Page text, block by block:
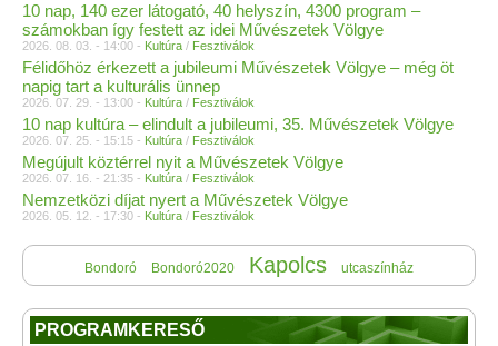
10 nap, 140 ezer látogató, 40 helyszín, 4300 program –
számokban így festett az idei Művészetek Völgye
2026. 08. 03. - 14:00 - Kultúra / Fesztiválok
Félidőhöz érkezett a jubileumi Művészetek Völgye – még öt
napig tart a kulturális ünnep
2026. 07. 29. - 13:00 - Kultúra / Fesztiválok
10 nap kultúra – elindult a jubileumi, 35. Művészetek Völgye
2026. 07. 25. - 15:15 - Kultúra / Fesztiválok
Megújult köztérrel nyit a Művészetek Völgye
2026. 07. 16. - 21:35 - Kultúra / Fesztiválok
Nemzetközi díjat nyert a Művészetek Völgye
2026. 05. 12. - 17:30 - Kultúra / Fesztiválok
Bondoró Bondoró2020 Kapolcs utcaszínház
PROGRAMKERESŐ